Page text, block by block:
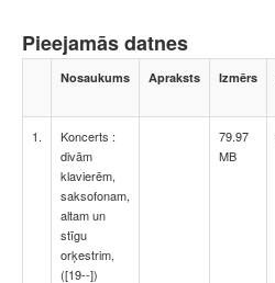
Pieejamās datnes
Nosaukums Apraksts Izmērs
1.
Koncerts :
divām
klavierēm,
saksofonam,
altam un
stīgu
orķestrim,
([19--])
79.97
MB